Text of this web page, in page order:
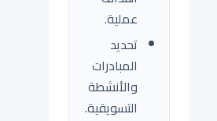
عملية.
تحديد
المبادرات
والأنشطة
التسويقية.